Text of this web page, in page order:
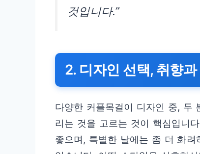
것입니다.”
2. 디자인 선택, 취향
다양한 커플목걸이 디자인 중, 두
리는 것을 고르는 것이 핵심입니
좋으며, 특별한 날에는 좀 더 화